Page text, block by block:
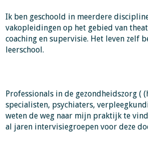
Ik ben geschoold in meerdere
vakopleidingen op het gebied van
coaching en supervisie. Het leven zelf
leerschool.
Professionals in de gezondheidszorg (
specialisten, psychiaters,
weten de weg naar mijn praktijk te
al jaren intervisiegroepen voor deze